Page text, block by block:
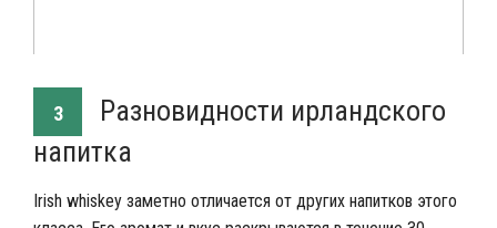
3
Разновидности ирландского
напитка
Irish whiskey заметно отличается от других напитков этого